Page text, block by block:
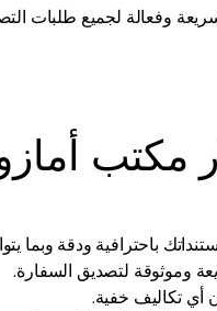
وفعالة لجميع طلبات
مكتب
باحترافية ودقة وبما
وموثوقة لتصديق السفارة.
أي تكاليف خفية.